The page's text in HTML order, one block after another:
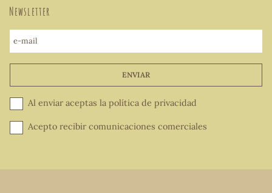
Newsletter
e-mail
ENVIAR
Al enviar aceptas la política de privacidad
Acepto recibir comunicaciones comerciales